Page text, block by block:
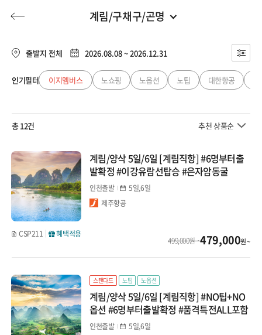
허니문 기획전/홈쇼핑 이벤트/혜택
투어플랜
허니문
계림/구채구/곤명
유럽/아프리카
동남아
일본
대만/홍콩/마카오
미주/캐나다/중남미
호주/뉴질랜드
몽골/중앙아시아
인도/네팔/스리랑카
장가계
북경/천진/내몽골/서안
북경
천진
서안(칠채산/차카염호)
상해/청도/연태
상해
출발지 전체 2026.08.08 ~ 2026.12.31
인기필터 이지멤버스 노쇼핑 노옵션 노팁 대한항공
총 12건 추천 상품순
계림/양삭 5일/6일 [계림직항] #6명부터출
발확정 #이강유람선탑승 #은자암동굴
인천출발
5일,6일
제주항공
CSP211 혜택적용 479,000원 ~
499,000원 ~
스탠다드 노팁 노옵션
계림/양삭 5일/6일 [계림직항] #NO팁+NO
옵션 #6명부터출발확정 #품격특전ALL포함
인천출발
5일,6일